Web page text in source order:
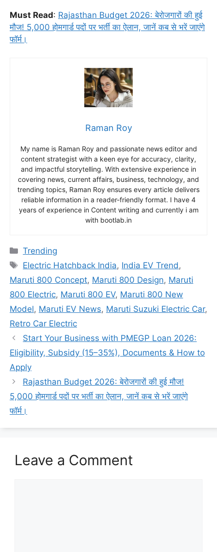
Must Read: Rajasthan Budget 2026: बेरोजगारों की हुई
मौज! 5,000 होमगार्ड पदों पर भर्ती का ऐलान, जानें कब से भरें जाएंगे
फॉर्म।
Raman Roy
My name is Raman Roy and passionate news editor and
content strategist with a keen eye for accuracy, clarity,
and impactful storytelling. With extensive experience in
covering news, current affairs, business, technology, and
trending topics, Raman Roy ensures every article delivers
reliable information in a reader-friendly format. I have 4
years of experience in Content writing and currently i am
with bootlab.in
Categories
Trending
Tags
Electric Hatchback India, India EV Trend,
Maruti 800 Concept, Maruti 800 Design, Maruti
800 Electric, Maruti 800 EV, Maruti 800 New
Model, Maruti EV News, Maruti Suzuki Electric Car,
Retro Car Electric
Start Your Business with PMEGP Loan 2026:
Eligibility, Subsidy (15–35%), Documents & How to
Apply
Rajasthan Budget 2026: बेरोजगारों की हुई मौज!
5,000 होमगार्ड पदों पर भर्ती का ऐलान, जानें कब से भरें जाएंगे
फॉर्म।
Leave a Comment